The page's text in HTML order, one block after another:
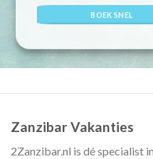
BOEK SNEL
Zanzibar Vakanties
2Zanzibar.nl is dé specialist